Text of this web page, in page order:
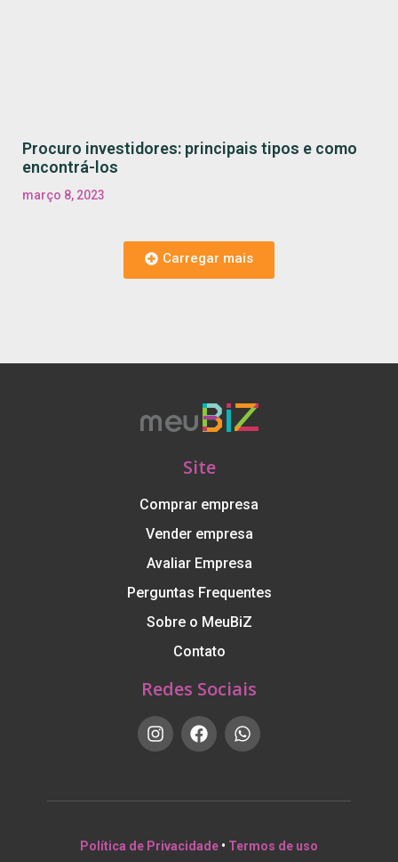
Procuro investidores: principais tipos e como
encontrá-los
março 8, 2023
Carregar mais
Site
Comprar empresa
Vender empresa
Avaliar Empresa
Perguntas Frequentes
Sobre o MeuBiZ
Contato
Redes Sociais
Política de Privacidade • Termos de uso